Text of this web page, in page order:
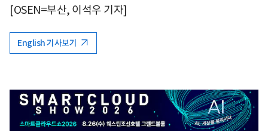
[OSEN=부산, 이석우 기자]
English 기사보기